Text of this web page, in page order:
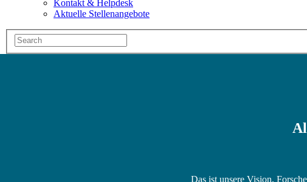
Kontakt & Helpdesk
Aktuelle Stellenangebote
Das ist unsere Vision.